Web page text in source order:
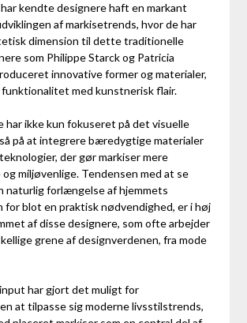
kendte designere haft en markant
af markisetrends, hvor de har
dimension til dette traditionelle
som Philippe Starck og Patricia
innovative former og materialer,
med kunstnerisk flair.
har ikke kun fokuseret på det visuelle
på at integrere bæredygtige materialer
der gør markiser mere
miljøvenlige. Tendensen med at se
naturlig forlængelse af hjemmets
for blot en praktisk nødvendighed, er i høj
af disse designere, som ofte arbejder
grene af designverdenen, fra mode
har gjort det muligt for
at tilpasse sig moderne livsstilstrends,